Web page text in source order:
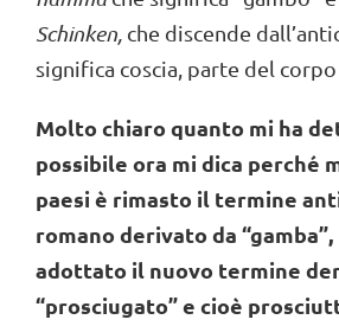
Schinken, che discende
significa coscia, parte del corpo
Molto chiaro quanto mi ha
possibile ora mi dica perché
paesi è rimasto il termine
romano derivato da
adottato il nuovo termine
“prosciugato” e cioè